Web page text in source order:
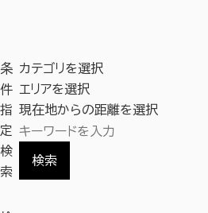
条
件
指
定
検
索
カテゴリを選択
エリアを選択
現在地からの距離を選択
検索